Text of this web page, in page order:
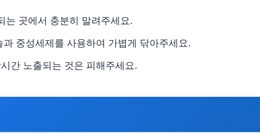
는 곳에서 충분히 말려주세요.
중성세제를 사용하여 가볍게 닦아주세요.
간 노출되는 것은 피해주세요.